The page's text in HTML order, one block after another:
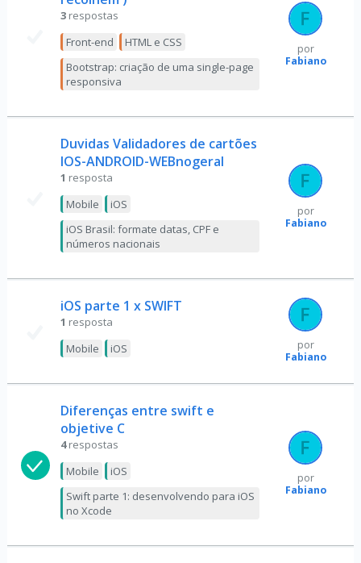
3 respostas
Front-end
HTML e CSS
Bootstrap: criação de uma single-page
responsiva
por
Fabiano
Duvidas Validadores de cartões
IOS-ANDROID-WEBnogeral
1 resposta
Mobile
iOS
iOS Brasil: formate datas, CPF e
números nacionais
por
Fabiano
iOS parte 1 x SWIFT
1 resposta
Mobile
iOS
por
Fabiano
Diferenças entre swift e
objetive C
4 respostas
Mobile
iOS
Swift parte 1: desenvolvendo para iOS
no Xcode
por
Fabiano